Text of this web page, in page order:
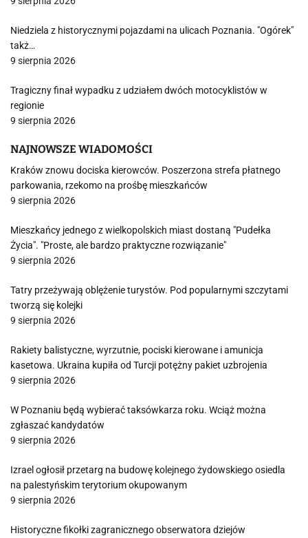
Niedziela z historycznymi pojazdami na ulicach Poznania. "Ogórek"
takż…
9 sierpnia 2026
Tragiczny finał wypadku z udziałem dwóch motocyklistów w
regionie
9 sierpnia 2026
NAJNOWSZE WIADOMOŚCI
Kraków znowu dociska kierowców. Poszerzona strefa płatnego
parkowania, rzekomo na prośbę mieszkańców
9 sierpnia 2026
Mieszkańcy jednego z wielkopolskich miast dostaną "Pudełka
Życia". "Proste, ale bardzo praktyczne rozwiązanie"
9 sierpnia 2026
Tatry przeżywają oblężenie turystów. Pod popularnymi szczytami
tworzą się kolejki
9 sierpnia 2026
Rakiety balistyczne, wyrzutnie, pociski kierowane i amunicja
kasetowa. Ukraina kupiła od Turcji potężny pakiet uzbrojenia
9 sierpnia 2026
W Poznaniu będą wybierać taksówkarza roku. Wciąż można
zgłaszać kandydatów
9 sierpnia 2026
Izrael ogłosił przetarg na budowę kolejnego żydowskiego osiedla
na palestyńskim terytorium okupowanym
9 sierpnia 2026
Historyczne fikołki zagranicznego obserwatora dziejów